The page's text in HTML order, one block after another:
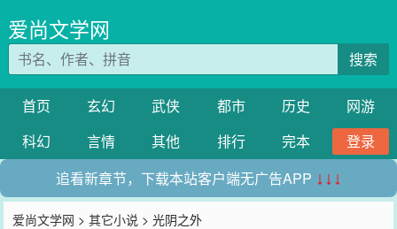
爱尚文学网
搜索
首页 玄幻 武侠 都市 历史
网游
科幻
言情 其他 排行 完本
登录
追看新章节，下载本站客户端无广告APP ↓↓↓
爱尚文学网 >其它小说 > 光阴之外